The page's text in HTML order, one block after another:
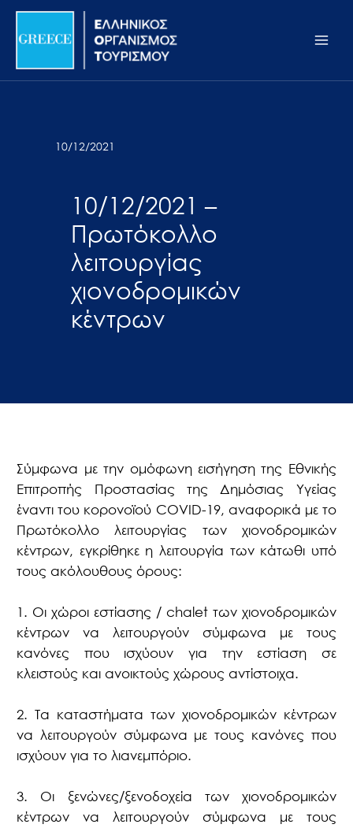
Σημείωση:
ιστότοπος
προσβασιμότητας.
Μετάβαση
περιεχόμενο
10/12/2021
10/12/2021 –
Πρωτόκολλο
λειτουργίας
χιονοδρομικών
κέντρων
Σύμφωνα με την ομόφωνη εισήγηση της Εθνικής
Επιτροπής Προστασίας της Δημόσιας Υγείας
έναντι του κορονοϊού COVID-19, αναφορικά με το
Πρωτόκολλο λειτουργίας των χιονοδρομικών
κέντρων, εγκρίθηκε η λειτουργία των κάτωθι υπό
τους ακόλουθους όρους:
1. Οι χώροι εστίασης / chalet των χιονοδρομικών
κέντρων να λειτουργούν σύμφωνα με τους
κανόνες που ισχύουν για την εστίαση σε
κλειστούς και ανοικτούς χώρους αντίστοιχα.
2. Τα καταστήματα των χιονοδρομικών κέντρων
να λειτουργούν σύμφωνα με τους κανόνες που
ισχύουν για το λιανεμπόριο.
3. Οι ξενώνες/ξενοδοχεία των χιονοδρομικών
κέντρων να λειτουργούν σύμφωνα με τους